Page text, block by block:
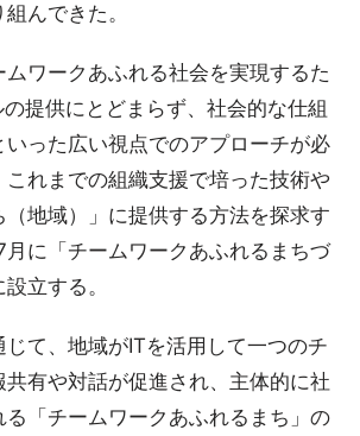
んできた。
ムワークあふれる社会を実現するた
提供にとどまらず、社会的な仕組
った広い視点でのアプローチが必
れまでの組織支援で培った技術や
（地域）」に提供する方法を探求す
に「チームワークあふれるまちづ
立する。
じて、地域がITを活用して一つのチ
有や対話が促進され、主体的に社
「チームワークあふれるまち」の